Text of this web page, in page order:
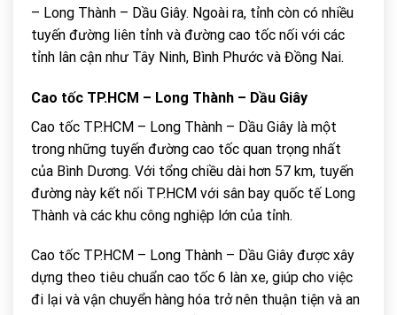
– Long Thành – Dầu Giây. Ngoài ra, tỉnh còn có nhiều
tuyến đường liên tỉnh và đường cao tốc nối với các
tỉnh lân cận như Tây Ninh, Bình Phước và Đồng Nai.
Cao tốc TP.HCM – Long Thành – Dầu Giây
Cao tốc TP.HCM – Long Thành – Dầu Giây là một
trong những tuyến đường cao tốc quan trọng nhất
của Bình Dương. Với tổng chiều dài hơn 57 km, tuyến
đường này kết nối TP.HCM với sân bay quốc tế Long
Thành và các khu công nghiệp lớn của tỉnh.
Cao tốc TP.HCM – Long Thành – Dầu Giây được xây
dựng theo tiêu chuẩn cao tốc 6 làn xe, giúp cho việc
đi lại và vận chuyển hàng hóa trở nên thuận tiện và an